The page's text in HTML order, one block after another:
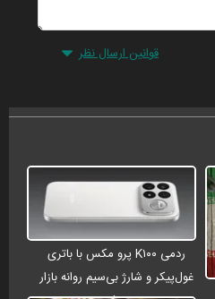
قوانین ارسال نظر
ردمی K۱۰۰ پرو مکس با باتری
غول‌پیکر و شارژ بی‌سیم روانه بازار